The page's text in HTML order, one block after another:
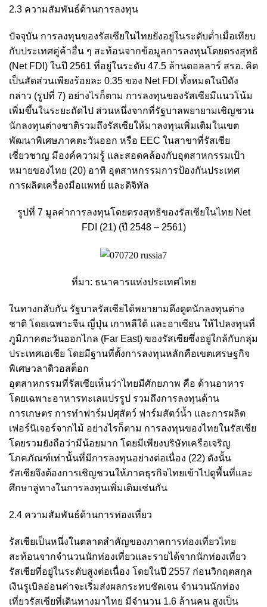
2.3 ความสัมพันธ์ด้านการลงทุน
ปัจจุบัน การลงทุนของรัสเซียในไทยยังอยู่ในระดับต่ำเมื่อเทียบ
กับประเทศคู่ค้าอื่น ๆ สะท้อนจากข้อมูลการลงทุนโดยตรงสุทธิ
(Net FDI) ในปี 2561 ที่อยู่ในระดับ 47.5 ล้านดอลลาร์ สรอ. คิด
เป็นสัดส่วนเพียงร้อยละ 0.35 ของ Net FDI ทั้งหมดในปีดัง
กล่าว (รูปที่ 7) อย่างไรก็ตาม การลงทุนของรัสเซียมีแนวโน้ม
เพิ่มขึ้นในระยะถัดไป ส่วนหนึ่งจากที่รัฐบาลพยายามเชิญชวน
นักลงทุนต่างชาติรวมถึงรัสเซียให้มาลงทุนเพิ่มเติมในเขต
พัฒนาพิเศษภาคตะวันออก หรือ EEC ในสาขาที่รัสเซีย
เชี่ยวชาญ มีองค์ความรู้ และสอดคล้องกับอุตสาหกรรมเป้า
หมายของไทย (20) อาทิ อุตสาหกรรมการป้องกันประเทศ
การผลิตเครื่องมือแพทย์ และดิจิทัล
รูปที่ 7 มูลค่าการลงทุนโดยตรงสุทธิของรัสเซียในไทย Net
FDI (21) (ปี 2548 – 2561)
ที่มา: ธนาคารแห่งประเทศไทย
ในทางกลับกัน รัฐบาลรัสเซียได้พยายามดึงดูดนักลงทุนต่าง
ชาติ โดยเฉพาะจีน ญี่ปุ่น เกาหลีใต้ และอาเซียน ให้ไปลงทุนที่
ภูมิภาคตะวันออกไกล (Far East) ของรัสเซียซึ่งอยู่ใกล้กับกลุ่ม
ประเทศเอเชีย โดยมีฐานที่ตั้งการลงทุนหลักคือเขตเศรษฐกิจ
พิเศษวลาดิวอสต็อก
อุตสาหกรรมที่รัสเซียเห็นว่าไทยมีศักยภาพ คือ ด้านอาหาร
โดยเฉพาะอาหารทะเลแปรรูป รวมถึงการลงทุนด้าน
การเกษตร การทำฟาร์มปศุสัตว์ ฟาร์มสัตว์น้ำ และการผลิต
เฟอร์นิเจอร์จากไม้ อย่างไรก็ตาม การลงทุนของไทยในรัสเซีย
โดยรวมยังถือว่ามีน้อยมาก โดยมีเพียงบริษัทเครือเจริญ
โภคภัณฑ์เท่านั้นที่มีการลงทุนอย่างต่อเนื่อง (22) ดังนั้น
รัสเซียจึงต้องการเชิญชวนให้ภาคธุรกิจไทยเข้าไปดูพื้นที่และ
ศึกษาลู่ทางในการลงทุนเพิ่มเติมเช่นกัน
2.4 ความสัมพันธ์ด้านการท่องเที่ยว
รัสเซียเป็นหนึ่งในตลาดสำคัญของภาคการท่องเที่ยวไทย
สะท้อนจากจำนวนนักท่องเที่ยวและรายได้จากนักท่องเที่ยว
รัสเซียที่อยู่ในระดับสูงต่อเนื่อง โดยในปี 2557 ก่อนวิกฤตสกุล
เงินรูเบิลอ่อนค่าจะเริ่มส่งผลกระทบชัดเจน จำนวนนักท่อง
เที่ยวรัสเซียที่เดินทางมาไทย มีจำนวน 1.6 ล้านคน สูงเป็น